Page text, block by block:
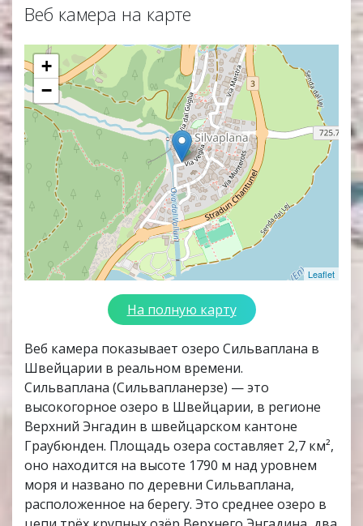
Веб камера на карте
+
−
Leaflet
На полную карту
Веб камера показывает озеро Сильваплана в
Швейцарии в реальном времени.
Сильваплана (Сильвапланерзе) — это
высокогорное озеро в Швейцарии, в регионе
Верхний Энгадин в швейцарском кантоне
Граубюнден. Площадь озера составляет 2,7 км²,
оно находится на высоте 1790 м над уровнем
моря и названо по деревни Сильваплана,
расположенное на берегу. Это среднее озеро в